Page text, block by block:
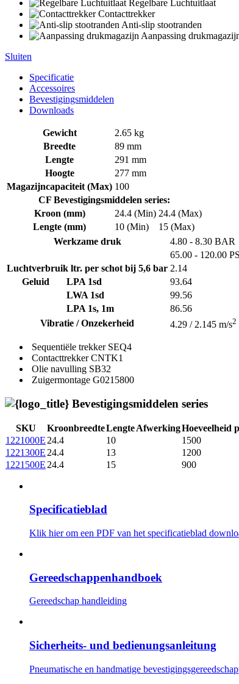
Regelbare Luchtuitlaat
Contacttrekker
Anti-slip stootranden
Aanpassing
Sluiten
Specificatie
Accessoires
Bevestigingsmiddelen
Downloads
Gewicht
2.65 kg
Breedte
89 mm
Lengte
291 mm
Hoogte
277 mm
Magazijncapaciteit (Max) 100
CF Bevestigingsmiddelen series:
Kroon (mm)
24.4 (Min) 24.4 (Max)
Lengte (mm)
10 (Min)
15 (Max)
Werkzame druk
4.80 - 8.30 BAR
65.00 - 120.00
Luchtverbruik ltr. per schot bij 5,6 bar 2.14
Geluid
LPA 1sd
93.64
LWA 1sd
99.56
LPA 1s, 1m
86.56
Vibratie / Onzekerheid
4.29 / 2.145 m/s2
Sequentiële trekker SEQ4
Contacttrekker CNTK1
Olie navulling SB32
Zuigermontage G0215800
Bevestigingsmiddelen series
SKU KroonbreedteLengteAfwerkingHoeveelheid
1221000E 24.4 10
1500
1221300E 24.4 13
1200
1221500E 24.4 15 900
Specificatieblad
Klik hier om een ​​PDF van het specificatieblad
Gereedschappenhandboek
Gereedschap handleiding
Sicherheits- und bedienungsanleitung
Pneumatische en handmatige